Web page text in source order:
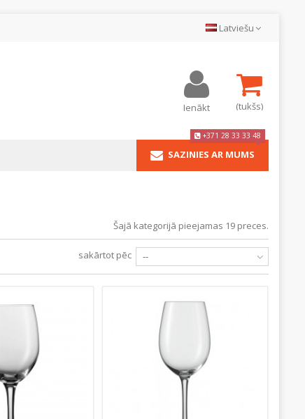
Latviešu
(tukšs)
Ienākt
SAZINIES AR MUMS
+371 28 33 33 48
Šajā kategorijā pieejamas 19 preces.
sakārtot pēc --